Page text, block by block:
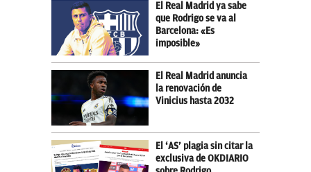
El Real Madrid ya sabe
que Rodrigo se va al
Barcelona: «Es
imposible»
El Real Madrid anuncia
la renovación de
Vinicius hasta 2032
El ‘AS’ plagia sin citar la
exclusiva de OKDIARIO